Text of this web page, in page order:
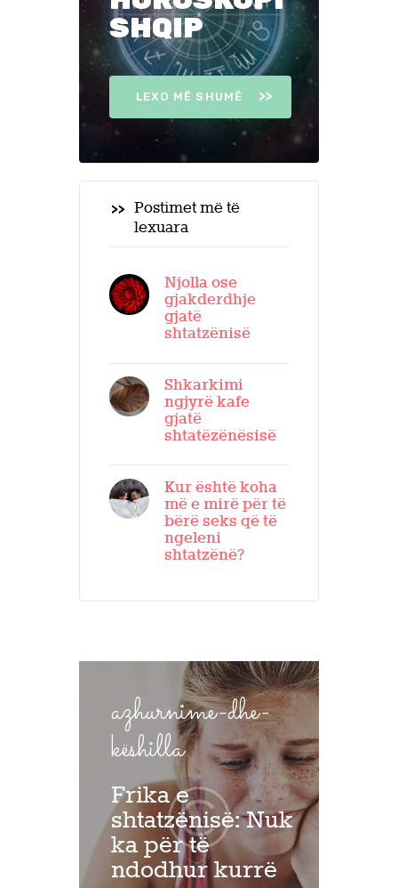
SHQIP
LEXO MË SHUMË
Postimet më të
lexuara
Njolla ose
gjakderdhje
gjatë
shtatzënisë
Shkarkimi
ngjyrë kafe
gjatë
shtatëzënësisë
Kur është koha
më e mirë për të
bërë seks që të
ngeleni
shtatzënë?
azhurnime-dhe-
këshilla
Frika e
shtatzënisë: Nuk
ka për të
ndodhur kurrë